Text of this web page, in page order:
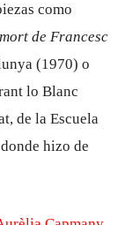
como
de Francesc
(1970) o
lo Blanc
de la Escuela
hizo de